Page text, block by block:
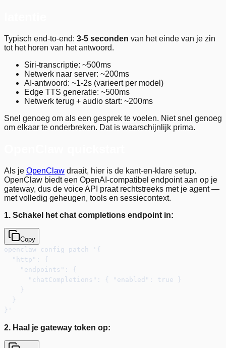
Typisch end-to-end: 3-5 seconden van het einde van je zin
tot het horen van het antwoord.
Siri-transcriptie: ~500ms
Netwerk naar server: ~200ms
AI-antwoord: ~1-2s (varieert per model)
Edge TTS generatie: ~500ms
Netwerk terug + audio start: ~200ms
Snel genoeg om als een gesprek te voelen. Niet snel genoeg
om elkaar te onderbreken. Dat is waarschijnlijk prima.
Als je OpenClaw draait, hier is de kant-en-klare setup.
OpenClaw biedt een OpenAI-compatibel endpoint aan op je
gateway, dus de voice API praat rechtstreeks met je agent —
met volledig geheugen, tools en sessiecontext.
1. Schakel het chat completions endpoint in:
Copy
openclaw config patch '{
  "http": {
    "endpoints": {
      "chatCompletions": { "enabled": true }
    }
  }
}'
2. Haal je gateway token op: